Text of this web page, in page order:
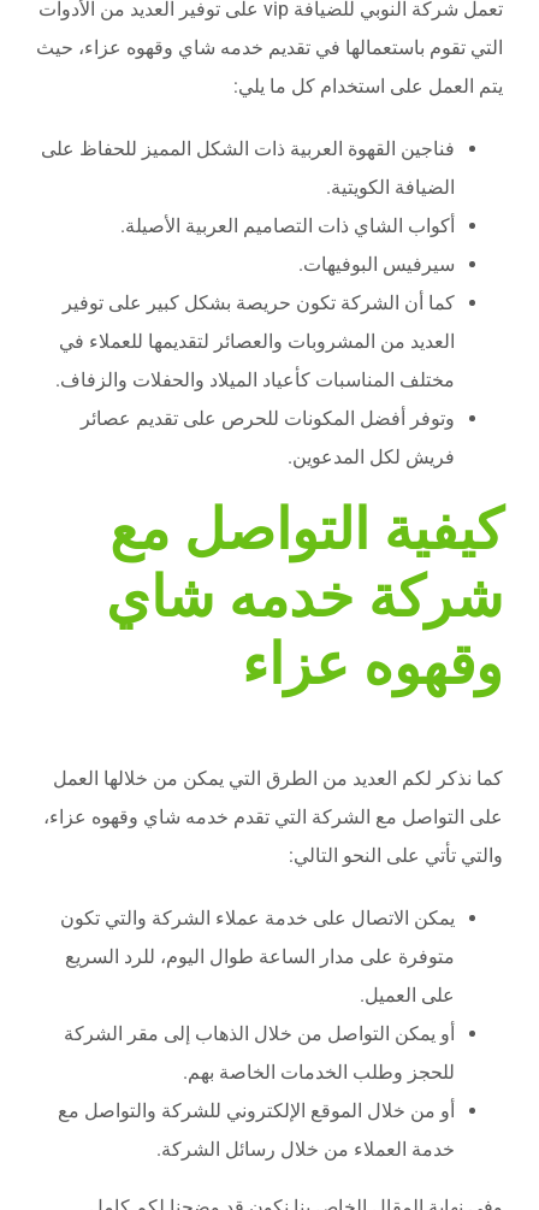
تعمل شركة النوبي للضيافة vip على توفير العديد من الأدوات
التي تقوم باستعمالها في تقديم خدمه شاي وقهوه عزاء، حيث
يتم العمل على استخدام كل ما يلي:
فناجين القهوة العربية ذات الشكل المميز للحفاظ على
الضيافة الكويتية.
أكواب الشاي ذات التصاميم العربية الأصيلة.
سيرفيس البوفيهات.
كما أن الشركة تكون حريصة بشكل كبير على توفير
العديد من المشروبات والعصائر لتقديمها للعملاء في
مختلف المناسبات كأعياد الميلاد والحفلات والزفاف.
وتوفر أفضل المكونات للحرص على تقديم عصائر
فريش لكل المدعوين.
كيفية التواصل مع
شركة خدمه شاي
وقهوه عزاء
كما نذكر لكم العديد من الطرق التي يمكن من خلالها العمل
على التواصل مع الشركة التي تقدم خدمه شاي وقهوه عزاء،
والتي تأتي على النحو التالي:
يمكن الاتصال على خدمة عملاء الشركة والتي تكون
متوفرة على مدار الساعة طوال اليوم، للرد السريع
على العميل.
أو يمكن التواصل من خلال الذهاب إلى مقر الشركة
للحجز وطلب الخدمات الخاصة بهم.
أو من خلال الموقع الإلكتروني للشركة والتواصل مع
خدمة العملاء من خلال رسائل الشركة.